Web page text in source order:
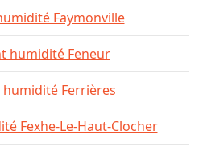
Faymonville
humidité Feneur
Ferrières
Fexhe-Le-Haut-Clocher